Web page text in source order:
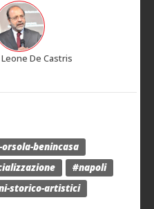
De Castris
benincasa
#napoli
storico-artistici